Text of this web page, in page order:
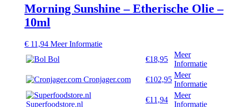
Morning Sunshine – Etherische Olie –
10ml
€ 11,94 Meer Informatie
Bol
€18,95
Meer
Informatie
Cronjager.com
€102,95
Meer
Informatie
Superfoodstore.nl
€11,94
Meer
Informatie